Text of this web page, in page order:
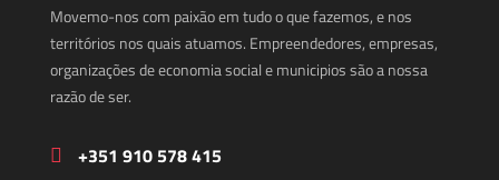
Movemo-nos com paixão em tudo o que fazemos, e nos
territórios nos quais atuamos. Empreendedores, empresas,
organizações de economia social e municipios são a nossa
razão de ser.
+351 910 578 415